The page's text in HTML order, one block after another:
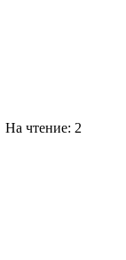
На чтение: 2